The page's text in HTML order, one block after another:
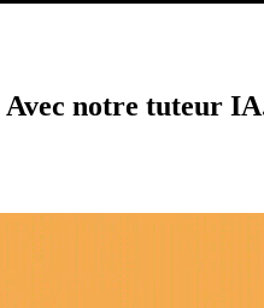
Avec notre tuteur